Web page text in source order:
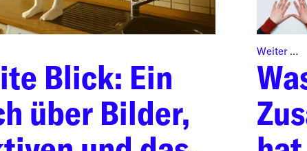
Blick: Ein
über Bilder,
Weiter …